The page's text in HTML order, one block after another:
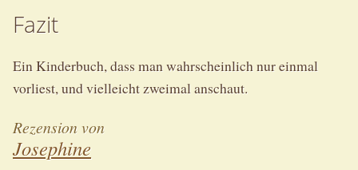
Fazit
Ein Kinderbuch, dass man wahrscheinlich nur einmal
vorliest, und vielleicht zweimal anschaut.
Rezension von
Josephine